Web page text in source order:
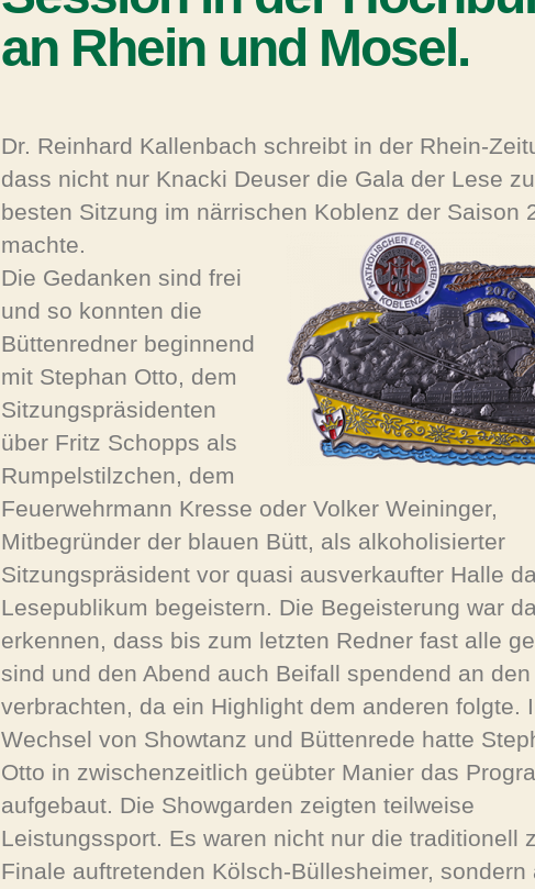
an Rhein und Mosel.
Dr. Reinhard Kallenbach schreibt in der Rhein-
dass nicht nur Knacki Deuser die Gala der Lese
besten Sitzung im närrischen Koblenz der Saison
machte.
Die Gedanken sind frei
und so konnten die
Büttenredner beginnend
mit Stephan Otto, dem
Sitzungspräsidenten
über Fritz Schopps als
Rumpelstilzchen, dem
Feuerwehrmann Kresse oder Volker Weininger,
Mitbegründer der blauen Bütt, als alkoholisierter
Sitzungspräsident vor quasi ausverkaufter Halle
Lesepublikum begeistern. Die Begeisterung war
erkennen, dass bis zum letzten Redner fast alle
sind und den Abend auch Beifall spendend an
verbrachten, da ein Highlight dem anderen folgte.
Wechsel von Showtanz und Büttenrede hatte
Otto in zwischenzeitlich geübter Manier das
aufgebaut. Die Showgarden zeigten teilweise
Leistungssport. Es waren nicht nur die traditionell
Finale auftretenden Kölsch-Büllesheimer, sondern